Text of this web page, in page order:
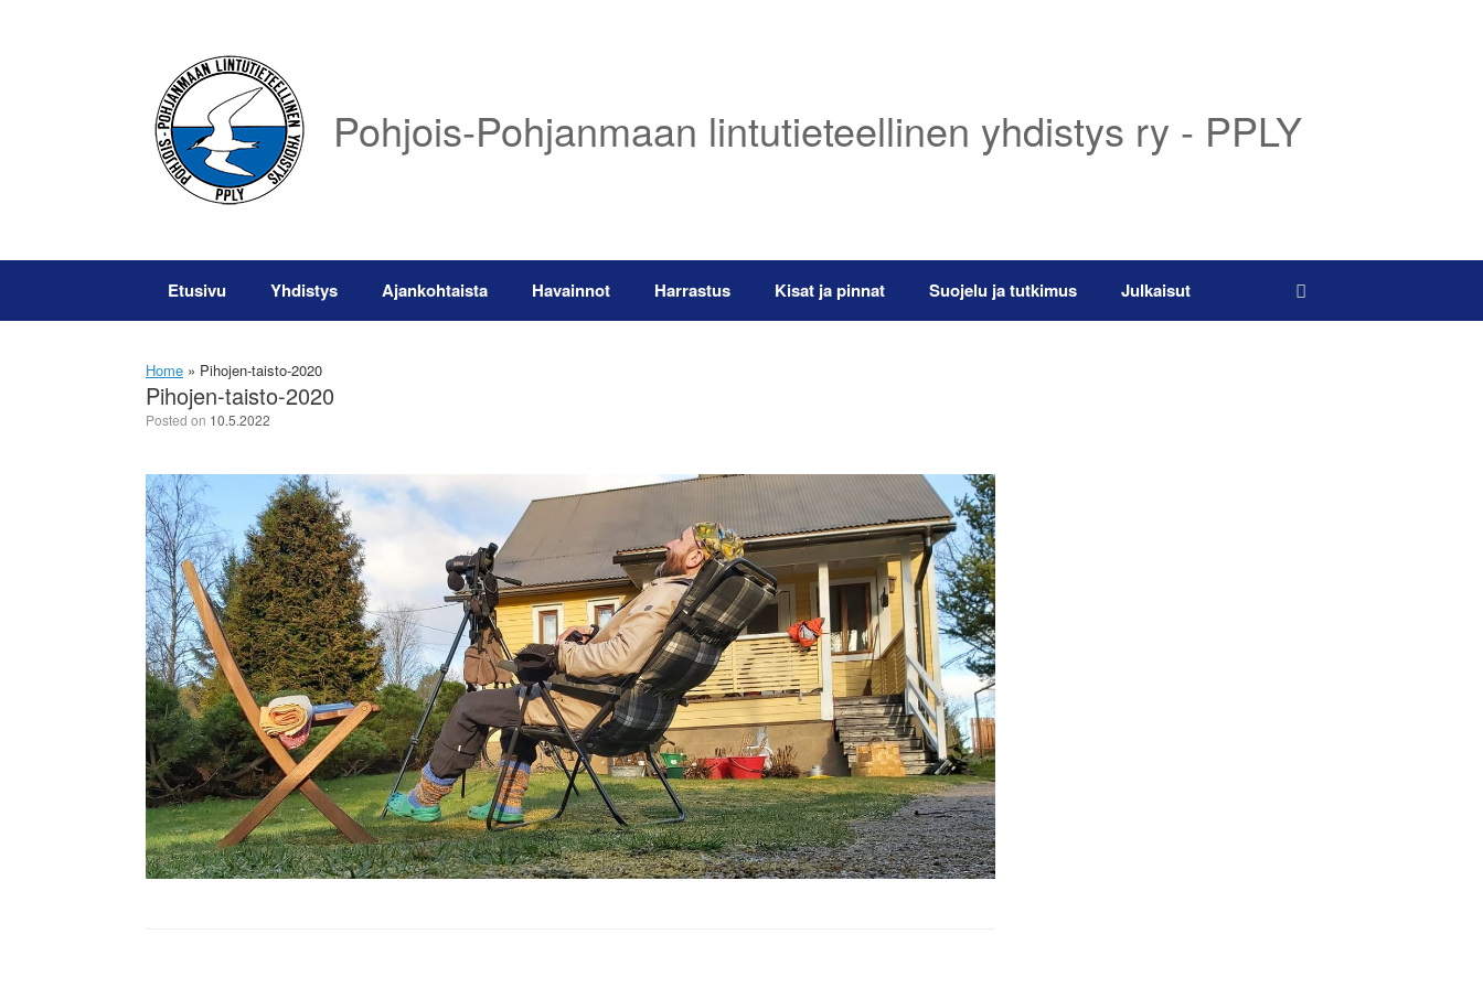
Pohjois-Pohjanmaan lintutieteellinen yhdistys ry - PPLY
Etusivu Yhdistys Ajankohtaista Havainnot Harrastus Kisat ja pinnat Suojelu ja tutkimus Julkaisut
Home » Pihojen-taisto-2020
Pihojen-taisto-2020
Posted on 10.5.2022